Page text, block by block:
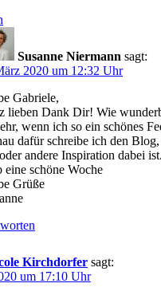
Susanne Niermann sagt:
2020 um 12:32 Uhr
Gabriele,
lieben Dank Dir! Wie
wenn ich so ein schönes
dafür schreibe ich den
andere Inspiration dabei ist.
eine schöne Woche
Grüße
Kirchdorfer sagt:
um 17:10 Uhr